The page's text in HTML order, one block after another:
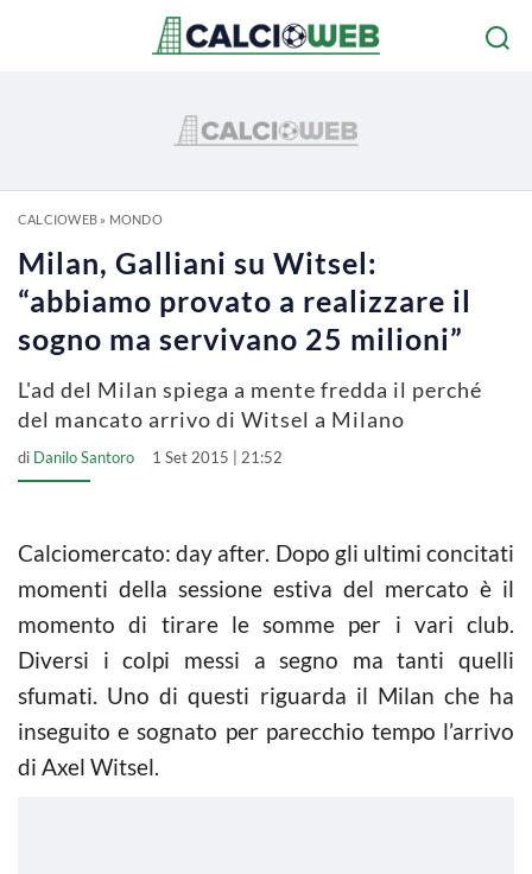
CALCIOWEB» MONDO
Milan, Galliani su Witsel:
“abbiamo provato a realizzare il
sogno ma servivano 25 milioni”
L'ad del Milan spiega a mente fredda il perché
del mancato arrivo di Witsel a Milano
di Danilo Santoro 1 Set 2015 | 21:52
Calciomercato: day after. Dopo gli ultimi concitati
momenti della sessione estiva del mercato è il
momento di tirare le somme per i vari club.
Diversi i colpi messi a segno ma tanti quelli
sfumati. Uno di questi riguarda il Milan che ha
inseguito e sognato per parecchio tempo l’arrivo
di Axel Witsel.